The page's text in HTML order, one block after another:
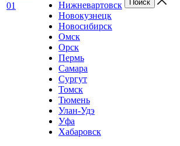
Нижневартовск
Новокузнецк
Новосибирск
Омск
Орск
Пермь
Самара
Сургут
Томск
Тюмень
Улан-Удэ
Уфа
Хабаровск